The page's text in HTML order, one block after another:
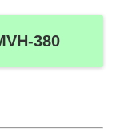
380